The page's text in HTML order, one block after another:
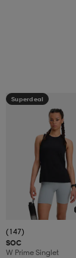
Superdeal
(147)
SOC
W Prime Singlet